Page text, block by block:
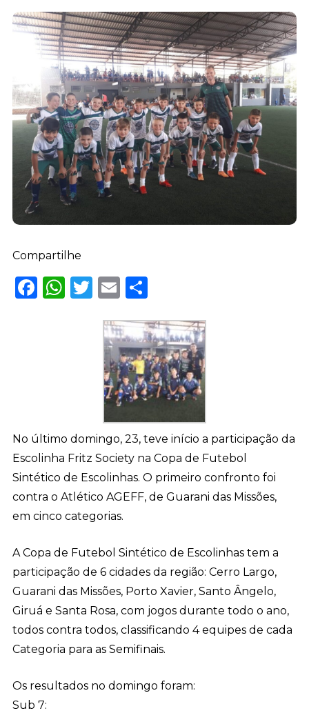
Compartilhe
Facebook
WhatsApp
Twitter
EmailShare
No último domingo, 23, teve início a participação da
Escolinha Fritz Society na Copa de Futebol
Sintético de Escolinhas. O primeiro confronto foi
contra o Atlético AGEFF, de Guarani das Missões,
em cinco categorias.
A Copa de Futebol Sintético de Escolinhas tem a
participação de 6 cidades da região: Cerro Largo,
Guarani das Missões, Porto Xavier, Santo Ângelo,
Giruá e Santa Rosa, com jogos durante todo o ano,
todos contra todos, classificando 4 equipes de cada
Categoria para as Semifinais.
Os resultados no domingo foram:
Sub 7: